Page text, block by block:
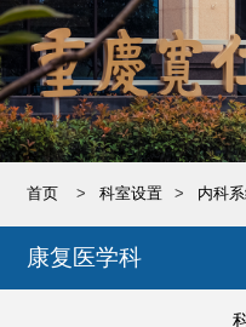
首页 > 科室设置 > 内科
康复医学科